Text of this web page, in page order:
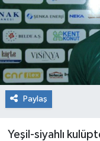
Paylaş
Yeşil-siyahlı
Künye